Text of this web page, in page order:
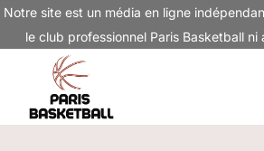
Aller
contenu
Notre site est un média en ligne
le club professionnel Paris Basketball ni